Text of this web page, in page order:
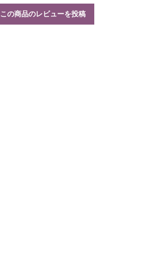
この商品のレビューを投稿